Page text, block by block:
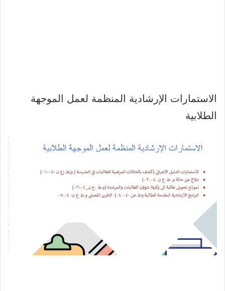
الاستمارات الإرشادية المنظمة لعمل الموجهة
الطلابية